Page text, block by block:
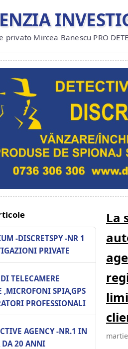
privato Mircea Banescu PRO
-DISCRETSPY -NR 1
PRIVATE
TELECAMERE
,MICROFONI SPIA,GPS
PROFESSIONALI
AGENCY -NR.1 IN
DA 20 ANNI
La